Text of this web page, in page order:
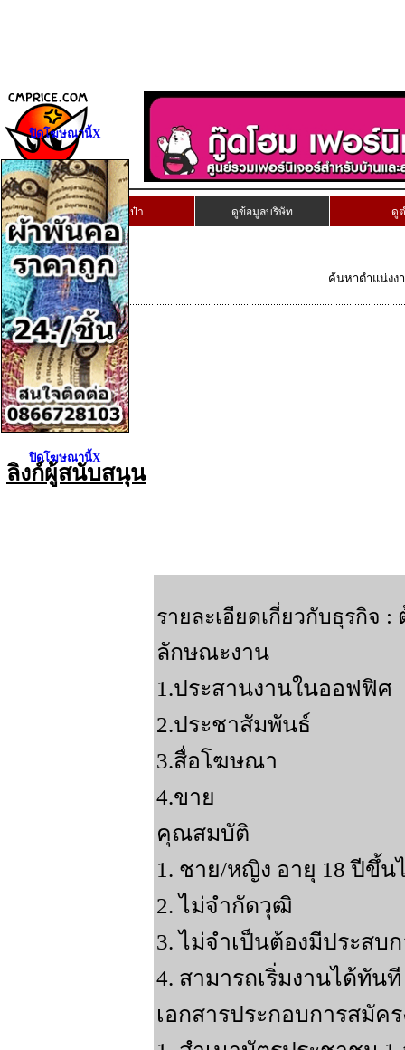
เก็บงานนี้ลงกระเป๋า ดูข้อมูลบริษัท ดู
ค้นหาตำแน่งง
ลิงก์ผู้สนับสนุน
รายละเอียดเกี่ยวกับธุรกิจ :
ลักษณะงาน
1.ประสานงานในออฟฟิศ
2.ประชาสัมพันธ์
3.สื่อโฆษณา
4.ขาย
คุณสมบัติ
1. ชาย/หญิง อายุ 18 ปีขึ้น
2. ไม่จำกัดวุฒิ
3. ไม่จำเป็นต้องมีประสบ
4. สามารถเริ่มงานได้ทันที
เอกสารประกอบการสมัค
ปิดโฆษณานี้X
ปิดโฆษณานี้X